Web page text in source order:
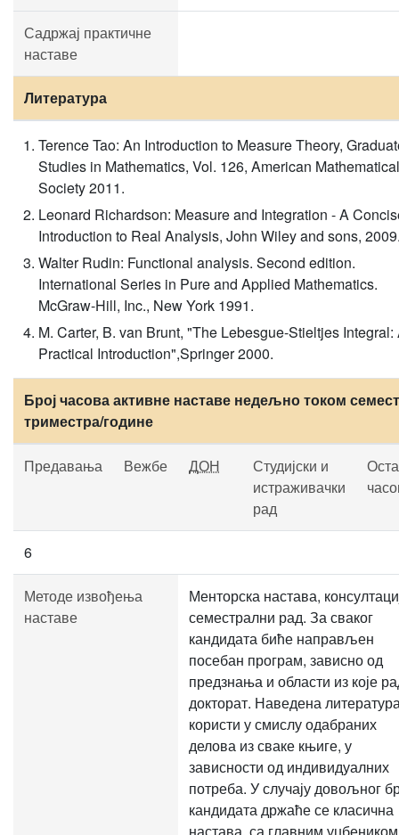
Садржај практичне
наставе
Литература
Terence Tao: An Introduction to Measure Theory,
Studies in Mathematics, Vol. 126, American Mathematical
Society 2011.
Leonard Richardson: Measure and Integration - A
Introduction to Real Analysis, John Wiley and sons,
Walter Rudin: Functional analysis. Second edition.
International Series in Pure and Applied Mathematics.
McGraw-Hill, Inc., New York 1991.
M. Carter, B. van Brunt, "The Lebesgue-Stieltjes Integral:
Practical Introduction",Springer 2000.
Број часова активне наставе недељно током
триместра/године
Предавања Вежбе ДОН
Студијски и
истраживачки
рад
6
Методе извођења
наставе
Менторска настава,
семестрални рад. За сваког
кандидата биће направљен
посебан програм, зависно од
предзнања и области из које
докторат. Наведена
користи у смислу одабраних
делова из сваке књиге, у
зависности од индивидуалних
потреба. У случају довољног
кандидата држаће се класична